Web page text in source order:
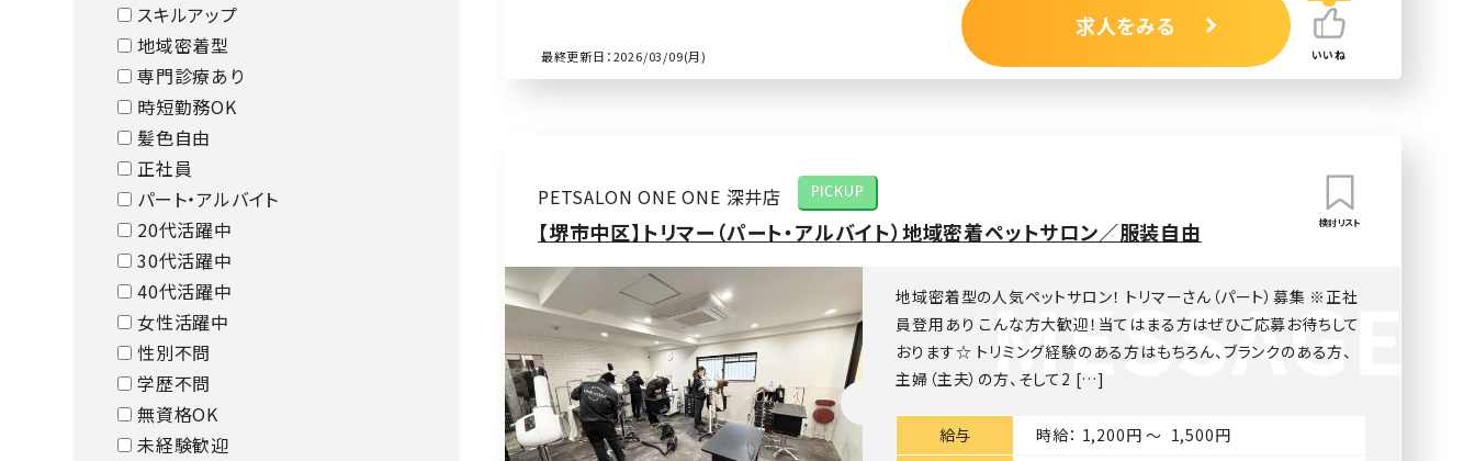
最終更新日：2026/03/09(月)
求人をみる
いいね
PETSALON ONE ONE 深井店 PICKUP
【堺市中区】トリマー（パート・アルバイト）地域密着ペットサロン／服装自由 検討リスト
地域密着型の人気ペットサロン！ トリマーさん（パート）募集 ※正社
員登用あり こんな方大歓迎！当てはまる方はぜひご応募お待ちして
おります☆ トリミング経験のある方はもちろん、ブランクのある方、
主婦（主夫）の方、そして2 […]
給与
時給： 1,200円 〜 1,500円
スキルアップ
地域密着型
専門診療あり
時短勤務OK
髪色自由
正社員
パート・アルバイト
20代活躍中
30代活躍中
40代活躍中
女性活躍中
性別不問
学歴不問
無資格OK
未経験歓迎